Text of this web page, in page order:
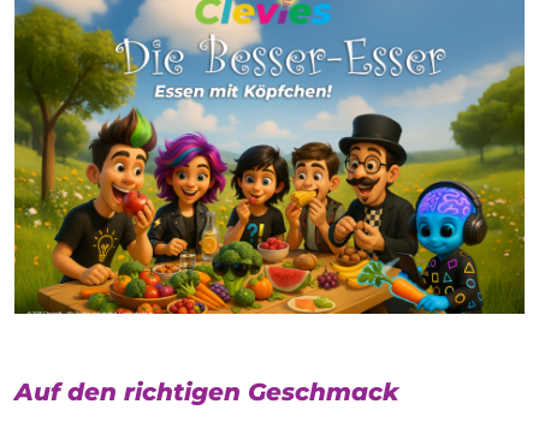
Auf den richtigen Geschmack